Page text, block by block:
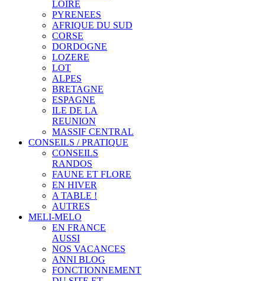
LOIRE
PYRENEES
AFRIQUE DU SUD
CORSE
DORDOGNE
LOZERE
LOT
ALPES
BRETAGNE
ESPAGNE
ILE DE LA
REUNION
MASSIF CENTRAL
CONSEILS / PRATIQUE
CONSEILS
RANDOS
FAUNE ET FLORE
EN HIVER
A TABLE !
AUTRES
MELI-MELO
EN FRANCE
AUSSI
NOS VACANCES
ANNI BLOG
FONCTIONNEMENT